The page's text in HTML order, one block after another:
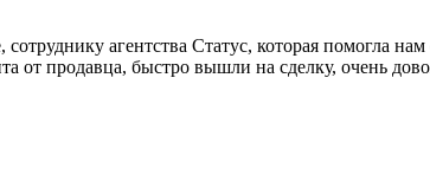
агентства Статус, которая помогла
от продавца, быстро вышли на сделку, очень